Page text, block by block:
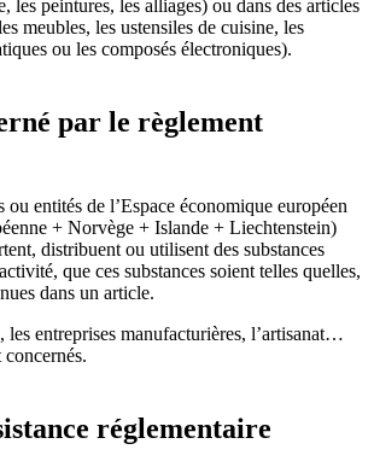
les peintures, les alliages) ou dans des articles
meubles, les ustensiles de cuisine, les
ou les composés électroniques).
par le règlement
ou entités de l’Espace économique européen
+ Norvège + Islande + Liechtenstein)
distribuent ou utilisent des substances
que ces substances soient telles quelles,
dans un article.
les entreprises manufacturières, l’artisanat…
concernés.
réglementaire